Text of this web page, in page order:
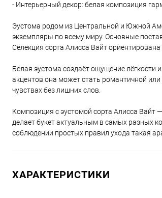
- Интерьерный декор: белая композиция
Эустома родом из Центральной и Южной
экземпляры по всему миру. Основные
Селекция сорта Алисса Вайт
Белая эустома создаёт ощущение
акцентов она может стать романтичной
чувствах без лишних слов.
Композиция с эустомой сорта Алисса Вайт
делает букет актуальным в самых разных
соблюдении простых правил ухода такая
ХАРАКТЕРИСТИКИ